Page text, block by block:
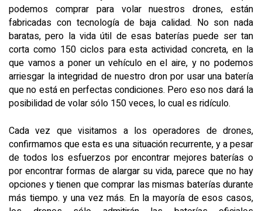
podemos comprar para volar nuestros drones, están
fabricadas con tecnología de baja calidad. No son nada
baratas, pero la vida útil de esas baterías puede ser tan
corta como 150 ciclos para esta actividad concreta, en la
que vamos a poner un vehículo en el aire, y no podemos
arriesgar la integridad de nuestro dron por usar una batería
que no está en perfectas condiciones. Pero eso nos dará la
posibilidad de volar sólo 150 veces, lo cual es ridículo.
Cada vez que visitamos a los operadores de drones,
confirmamos que esta es una situación recurrente, y a pesar
de todos los esfuerzos por encontrar mejores baterías o
por encontrar formas de alargar su vida, parece que no hay
opciones y tienen que comprar las mismas baterías durante
más tiempo. y una vez más. En la mayoría de esos casos,